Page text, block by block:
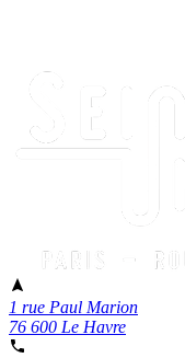
1 rue Paul Marion
76 600 Le Havre